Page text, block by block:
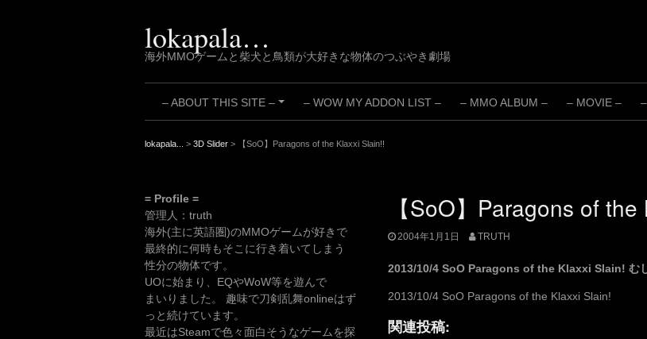
lokapala…
海外MMOゲームと柴犬と鳥類が大好きな物体のつぶやき劇場
+
– ABOUT THIS SITE – – WOW MY ADDON LIST – – MMO ALBUM – – MOVIE –
lokapala... > 3D Slider > 【SoO】Paragons of the Klaxxi Slain!!
【SoO】Paragons of
2004年1月1日 TRUTH
2013/10/4 SoO Paragons of the Klaxxi Slain! む
2013/10/4 SoO Paragons of the Klaxxi Slain!
関連投稿:
= Profile =
管理人：truth
海外(主に英語圏)のMMOゲームが好きで
最終的に何時もそこに行き着いてしまう
性分の物体です。
UOに始まり、EQやWoW等を遊んで
まいりました。 趣味で刀剣乱舞onlineはず
っと続けています。
最近はSteamで色々面白そうなゲームを探